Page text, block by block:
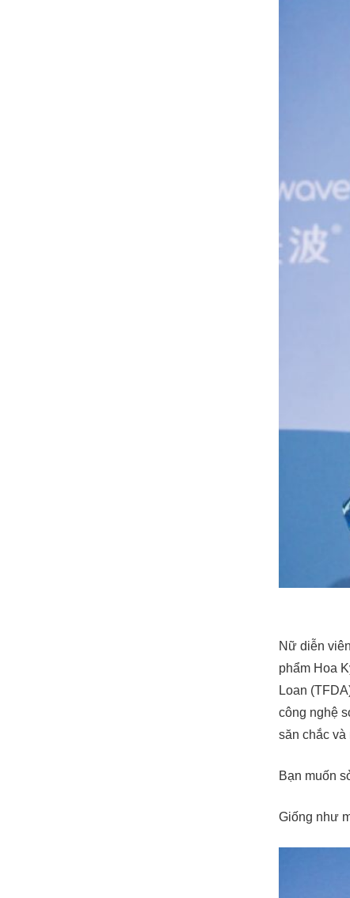
Nữ diễn
phẩm Hoa
Loan
công nghệ
săn chắc và
Bạn muốn
Giống như